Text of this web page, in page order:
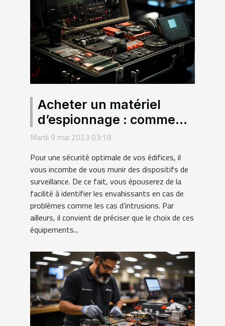
Acheter un matériel
d’espionnage : comment
faire le bon choix d’un
surveillance ?
Mardi 9 mai 2023 03:18
Pour une sécurité optimale de vos édifices, il
vous incombe de vous munir des dispositifs de
surveillance. De ce fait, vous épouserez de la
facilité à identifier les envahissants en cas de
problèmes comme les cas d’intrusions. Par
ailleurs, il convient de préciser que le choix de ces
équipements...